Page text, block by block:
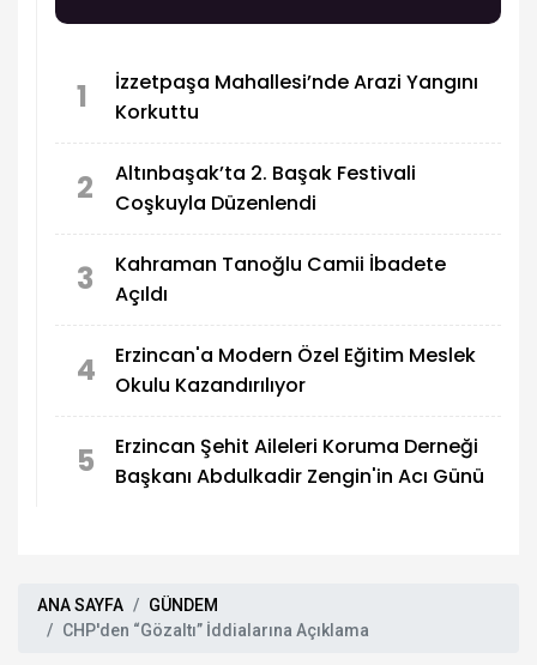
1
İzzetpaşa Mahallesi’nde Arazi Yangını
Korkuttu
2
Altınbaşak’ta 2. Başak Festivali
Coşkuyla Düzenlendi
3
Kahraman Tanoğlu Camii İbadete
Açıldı
4
Erzincan'a Modern Özel Eğitim Meslek
Okulu Kazandırılıyor
5
Erzincan Şehit Aileleri Koruma Derneği
Başkanı Abdulkadir Zengin'in Acı Günü
ANA SAYFA
GÜNDEM
CHP'den “Gözaltı” İddialarına Açıklama